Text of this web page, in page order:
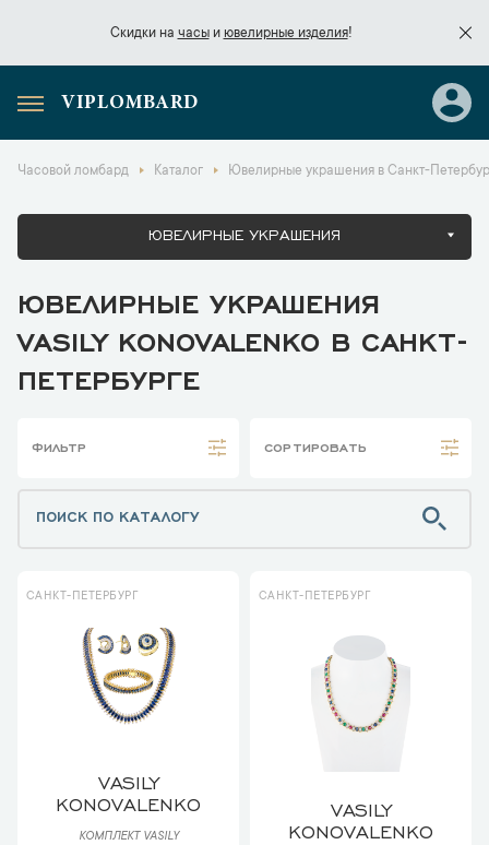
Скидки на часыи ювелирные изделия!
Скидки начасы
VIPLOMBARD
Часовой ломбард Каталог Ювелирные украшения в Санкт-
ЮВЕЛИРНЫЕ УКРАШЕНИЯ
ЮВЕЛИРНЫЕ УКРАШЕНИЯ
VASILY KONOVALENKO В САНКТ-
ПЕТЕРБУРГЕ
ФИЛЬТР СОРТИРОВАТЬ
САНКТ-ПЕТЕРБУРГ
VASILY
KONOVALENKO
КОМПЛЕКТ VASILY
САНКТ-ПЕТЕРБУРГ
VASILY
KONOVALENKO